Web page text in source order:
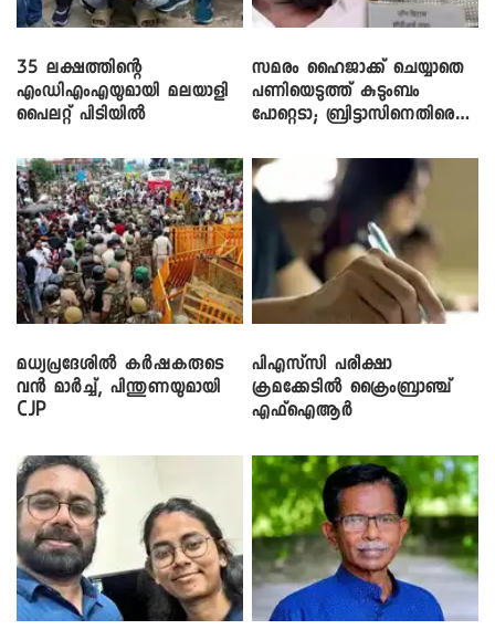
35 ലക്ഷത്തിന്റെ
എംഡിഎംഎയുമായി മലയാളി
പൈലറ്റ് പിടിയിൽ
സമരം ഹൈജാക്ക് ചെയ്യാതെ
പണിയെടുത്ത് കുടുംബം
പോറ്റെടാ; ബ്രിട്ടാസിനെതിരെ
മധ്യപ്രദേശിൽ കർഷകരുടെ
വൻ മാർച്ച്, പിന്തുണയുമായി
CJP
പിഎസ്‌സി പരീക്ഷാ
ക്രമക്കേ‌ടിൽ ക്രൈംബ്രാഞ്ച്
എഫ്ഐആർ